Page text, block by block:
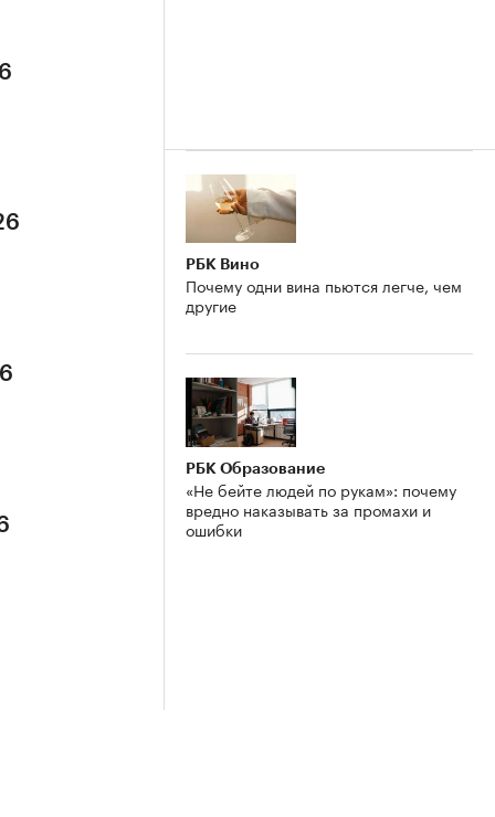
РБК Вино
Почему одни вина пьются легче, чем
другие
РБК Образование
«Не бейте людей по рукам»: почему
вредно наказывать за промахи и
ошибки